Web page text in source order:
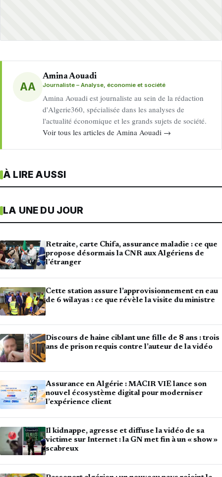
AA
Amina Aouadi
Journaliste – Analyse, économie et société
Amina Aouadi est journaliste au sein de la rédaction
d'Algerie360, spécialisée dans les analyses de
l'actualité économique et les grands sujets de société.
Voir tous les articles de Amina Aouadi →
À LIRE AUSSI
LA UNE DU JOUR
Retraite, carte Chifa, assurance maladie : ce que
propose désormais la CNR aux Algériens de
l’étranger
Cette station assure l’approvisionnement en eau
de 6 wilayas : ce que révèle la visite du ministre
Discours de haine ciblant une fille de 8 ans : trois
ans de prison requis contre l’auteur de la vidéo
Assurance en Algérie : MACIR VIE lance son
nouvel écosystème digital pour moderniser
l’expérience client
Il kidnappe, agresse et diffuse la vidéo de sa
victime sur Internet : la GN met fin à un « show »
scabreux